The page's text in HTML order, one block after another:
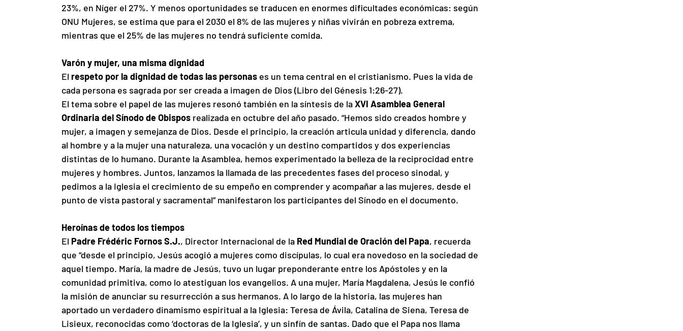
23%, en Níger el 27%. Y menos oportunidades se traducen en enormes dificultades económicas: según
ONU Mujeres, se estima que para el 2030 el 8% de las mujeres y niñas vivirán en pobreza extrema,
mientras que el 25% de las mujeres no tendrá suficiente comida.
Varón y mujer, una misma dignidad
El respeto por la dignidad de todas las personas es un tema central en el cristianismo. Pues la vida de
cada persona es sagrada por ser creada a imagen de Dios (Libro del Génesis 1:26-27).
El tema sobre el papel de las mujeres resonó también en la síntesis de la XVI Asamblea General
Ordinaria del Sínodo de Obispos realizada en octubre del año pasado. “Hemos sido creados hombre y
mujer, a imagen y semejanza de Dios. Desde el principio, la creación articula unidad y diferencia, dando
al hombre y a la mujer una naturaleza, una vocación y un destino compartidos y dos experiencias
distintas de lo humano. Durante la Asamblea, hemos experimentado la belleza de la reciprocidad entre
mujeres y hombres. Juntos, lanzamos la llamada de las precedentes fases del proceso sinodal, y
pedimos a la Iglesia el crecimiento de su empeño en comprender y acompañar a las mujeres, desde el
punto de vista pastoral y sacramental” manifestaron los participantes del Sínodo en el documento.
Heroínas de todos los tiempos
El Padre Frédéric Fornos S.J., Director Internacional de la Red Mundial de Oración del Papa, recuerda
que “desde el principio, Jesús acogió a mujeres como discípulas, lo cual era novedoso en la sociedad de
aquel tiempo. María, la madre de Jesús, tuvo un lugar preponderante entre los Apóstoles y en la
comunidad primitiva, como lo atestiguan los evangelios. A una mujer, María Magdalena, Jesús le confió
la misión de anunciar su resurrección a sus hermanos. A lo largo de la historia, las mujeres han
aportado un verdadero dinamismo espiritual a la Iglesia: Teresa de Ávila, Catalina de Siena, Teresa de
Lisieux, reconocidas como ‘doctoras de la Iglesia’, y un sinfín de santas. Dado que el Papa nos llama